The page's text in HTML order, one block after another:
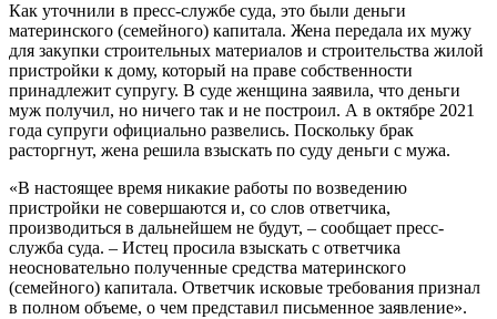
Как уточнили в пресс-службе суда, это были деньги
материнского (семейного) капитала. Жена передала их мужу
для закупки строительных материалов и строительства жилой
пристройки к дому, который на праве собственности
принадлежит супругу. В суде женщина заявила, что деньги
муж получил, но ничего так и не построил. А в октябре 2021
года супруги официально развелись. Поскольку брак
расторгнут, жена решила взыскать по суду деньги с мужа.
«В настоящее время никакие работы по возведению
пристройки не совершаются и, со слов ответчика,
производиться в дальнейшем не будут, – сообщает пресс-
служба суда. – Истец просила взыскать с ответчика
неосновательно полученные средства материнского
(семейного) капитала. Ответчик исковые требования признал
в полном объеме, о чем представил письменное заявление».